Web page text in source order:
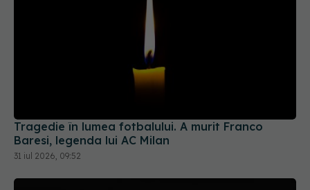
Tragedie în lumea fotbalului. A murit Franco
Baresi, legenda lui AC Milan
31 iul 2026, 09:52